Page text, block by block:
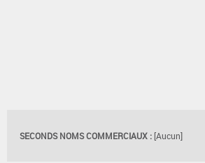
SECONDS NOMS COMMERCIAUX : [Aucun]